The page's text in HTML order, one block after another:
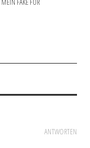
FAKE FUR
ANTWORTEN